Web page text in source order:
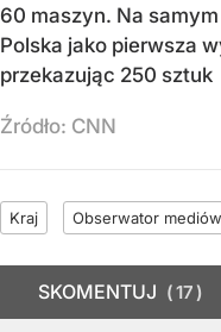
60 maszyn. Na
Polska jako pierwsza
przekazując 250 sztuk
Źródło: CNN
Kraj Obserwator mediów
SKOMENTUJ 17